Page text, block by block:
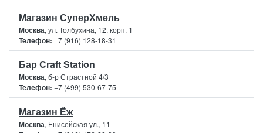
Магазин СуперХмель
Москва, ул. Толбухина, 12, корп. 1
Телефон: +7 (916) 128-18-31
Бар Craft Station
Москва, б-р Страстной 4/3
Телефон: +7 (499) 530-67-75
Магазин Ёж
Москва, Енисейская ул., 11